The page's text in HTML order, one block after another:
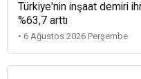
Türkiye'nin inşaat demiri
%63,7 arttı
• 6 Ağustos 2026 Perşembe